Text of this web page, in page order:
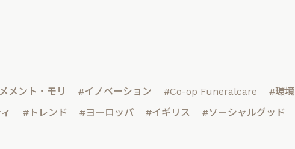
メント・モリ #イノベーション #Co-op Funeralcare
#環境
#トレンド #ヨーロッパ #イギリス
#ソーシャルグッド